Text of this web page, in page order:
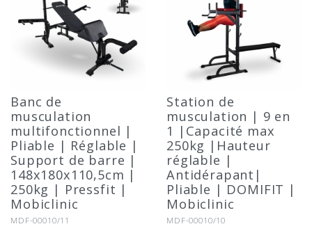
Banc de
musculation
multifonctionnel |
Pliable | Réglable |
Support de barre |
148x180x110,5cm |
250kg | Pressfit |
Mobiclinic
Référence:
MDF-00010/11
Station de
musculation | 9 en
1 |Capacité max
250kg |Hauteur
réglable |
Antidérapant|
Pliable | DOMIFIT |
Mobiclinic
Référence:
MDF-00010/10